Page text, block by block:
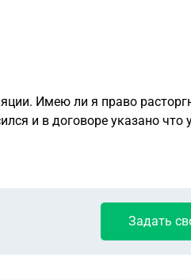
Имею ли я право
в любой квартире все
Задать